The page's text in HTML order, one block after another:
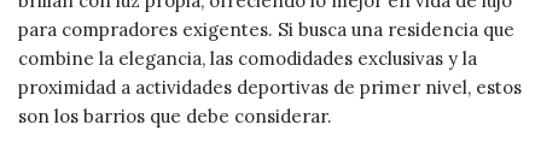
para compradores exigentes. Si busca una residencia que
combine la elegancia, las comodidades exclusivas y la
proximidad a actividades deportivas de primer nivel, estos
son los barrios que debe considerar.